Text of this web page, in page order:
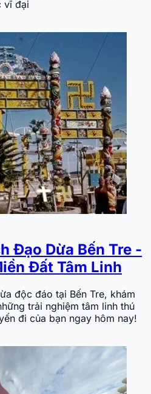
vĩ đại
Đạo Dừa Bến Tre -
Đất Tâm Linh
độc đáo tại Bến Tre, khám
trải nghiệm tâm linh thú
đi của bạn ngay hôm nay!